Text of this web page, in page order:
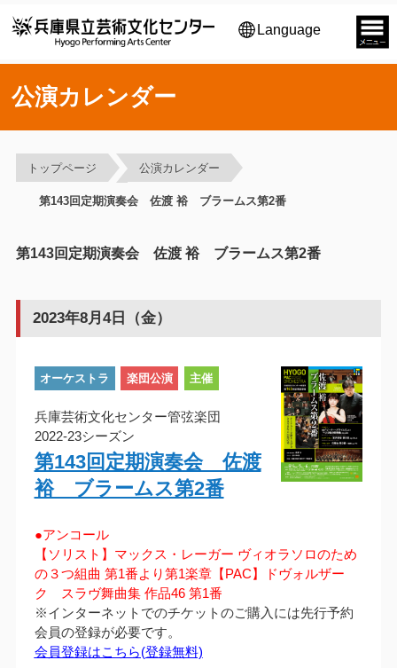
Language
公演カレンダー
トップページ 公演カレンダー
第143回定期演奏会 佐渡 裕 ブラームス第2番
第143回定期演奏会 佐渡 裕 ブラームス第2番
2023年8月4日（金）
オーケストラ 楽団公演 主催
兵庫芸術文化センター管弦楽団
2022-23シーズン
第143回定期演奏会 佐渡
裕 ブラームス第2番
●アンコール
【ソリスト】マックス・レーガー ヴィオラソロのため
の３つ組曲 第1番より第1楽章【PAC】ドヴォルザー
ク スラヴ舞曲集 作品46 第1番
※インターネットでのチケットのご購入には先行予約
会員の登録が必要です。
会員登録はこちら(登録無料)